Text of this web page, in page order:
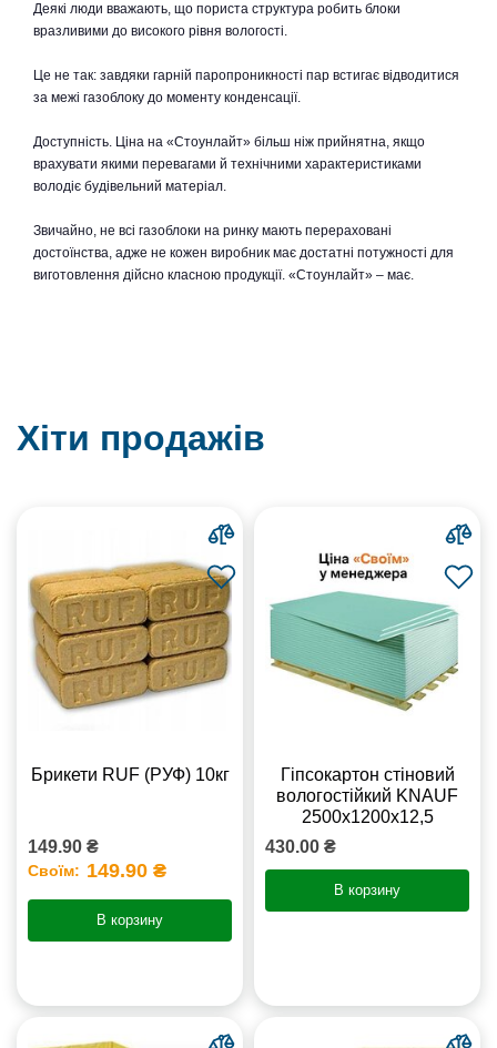
Деякі люди вважають, що пориста структура робить блоки
вразливими до високого рівня вологості.
Це не так: завдяки гарній паропроникності пар встигає відводитися
за межі газоблоку до моменту конденсації.
Доступність. Ціна на «Стоунлайт» більш ніж прийнятна, якщо
врахувати якими перевагами й технічними характеристиками
володіє будівельний матеріал.
Звичайно, не всі газоблоки на ринку мають перераховані
достоїнства, адже не кожен виробник має достатні потужності для
виготовлення дійсно класною продукції. «Стоунлайт» – має.
Хіти продажів
Брикети RUF (РУФ) 10кг
149.90 ₴
Своїм: 149.90 ₴
В корзину
Гіпсокартон стіновий
вологостійкий KNAUF
2500х1200х12,5
430.00 ₴
В корзину